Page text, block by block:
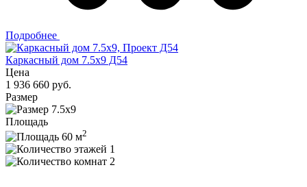
Подробнее
Каркасный дом 7.5х9 Д54
Цена
1 936 660 руб.
Размер
7.5х9
Площадь
60 м2
1
2